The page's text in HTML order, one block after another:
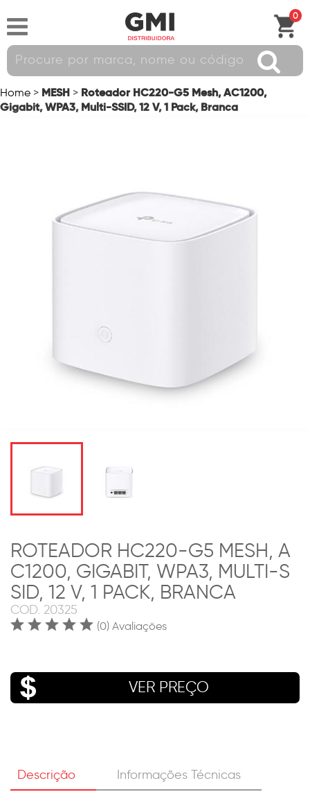
0
Home > MESH > Roteador HC220-G5 Mesh, AC1200,
Gigabit, WPA3, Multi-SSID, 12 V, 1 Pack, Branca
ROTEADOR HC220-G5 MESH, A
C1200, GIGABIT, WPA3, MULTI-S
SID, 12 V, 1 PACK, BRANCA
COD. 20325
(0) Avaliações
VER PREÇO
Descrição Informações Técnicas